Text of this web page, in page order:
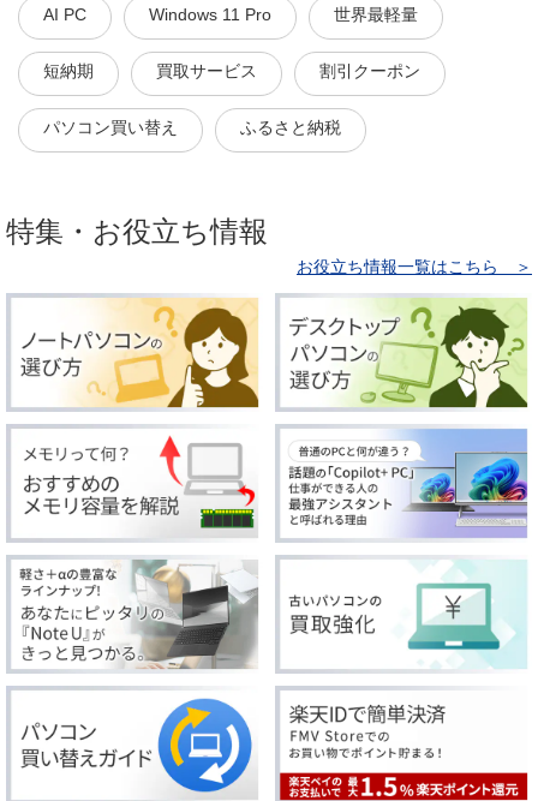
AI PC Windows 11 Pro 世界最軽量
短納期 買取サービス 割引クーポン
パソコン買い替え ふるさと納税
特集・お役立ち情報
お役立ち情報一覧はこちら ＞